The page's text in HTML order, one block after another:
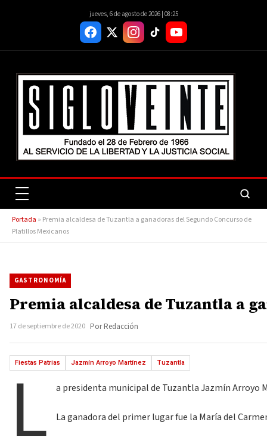
jueves, 6 de agosto de 2026 | 08:25
Portada » Premia alcaldesa de Tuzantla a ganadoras del Segundo Concurso de
Platillos Mexicanos
GASTRONOMÍA
Premia alcaldesa de Tuzantla a
17 de septiembre de 2020 Por Redacción
Fiestas Patrias Jazmín Arroyo Martínez Tuzantla
L a presidenta municipal de Tuzantla Jazmín Arroyo
La ganadora del primer lugar fue la María del